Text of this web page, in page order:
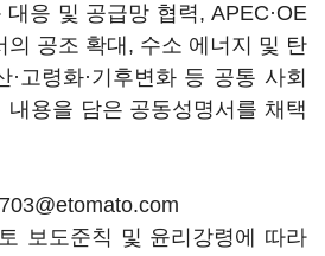
응 및 공급망 협력, APEC·OE
의 공조 확대 , 수소 에너지 및 탄
·고령화·기후변화 등 공통 사회
용을 담은 공동성명서를 채택
보도준칙 및 윤리강령에 따라